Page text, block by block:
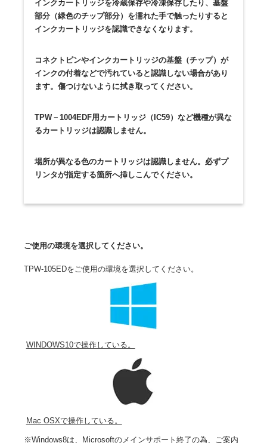
インクカートリッジを冷蔵保存や冷凍保存したり、基盤
部分（緑色のチップ部分）を濡れた手で触ったりすると
インクカートリッジを認識できなくなります。
コネクトピンやインクカートリッジの基盤（チップ）が
インクの付着などで汚れていると認識しない場合があり
ます。傷つけないように拭き取ってください。
TPW－1004EDF用カートリッジ（IC59）など機種が異な
るカートリッジは認識しません。
場所が異なる色のカートリッジは認識しません。必ずプ
リンタが指定する箇所へ挿しこんでください。
ご使用の環境を選択してください。
TPW-105EDをご使用の環境を選択してください。
WINDOWS10で操作している。
Mac OSXで操作している。
※Windows8は、Microsoftのメインサポート終了の為、ご案内